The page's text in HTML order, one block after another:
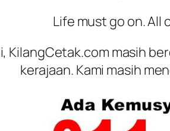
Life must go on.
KilangCetak.com masih
kerajaan. Kami masih